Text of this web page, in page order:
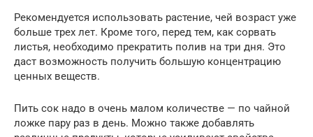
Рекомендуется использовать растение, чей возраст уже
больше трех лет. Кроме того, перед тем, как сорвать
листья, необходимо прекратить полив на три дня. Это
даст возможность получить большую концентрацию
ценных веществ.
Пить сок надо в очень малом количестве — по чайной
ложке пару раз в день. Можно также добавлять